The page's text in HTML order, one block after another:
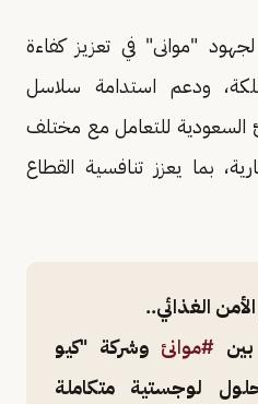
"موانى" في تعزيز كفاءة
ودعم استدامة سلاسل
السعودية للتعامل مع مختلف
بما يعزز تنافسية القطاع
الغذائي..
بين#موانئ وشركة "كيو
لوجستية متكاملة